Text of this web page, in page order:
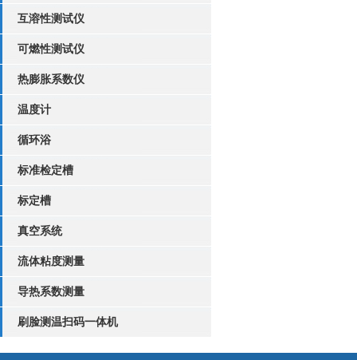
互溶性测试仪
可燃性测试仪
热膨胀系数仪
温度计
循环浴
标准检定槽
标定槽
真空系统
流体粘度测量
导热系数测量
刷脸测温扫码一体机